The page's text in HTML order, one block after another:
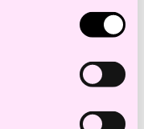
og ikke-